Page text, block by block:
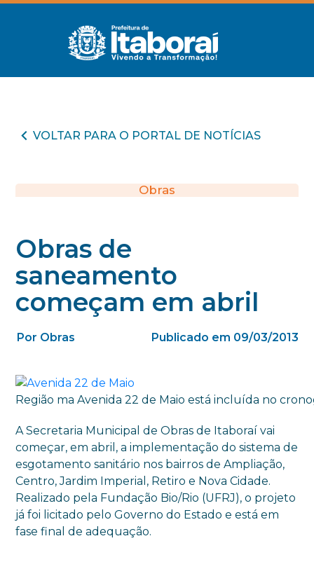
VOLTAR PARA O PORTAL DE NOTÍCIAS
Obras
Obras de
saneamento
começam em abril
Por Obras Publicado em 09/03/2013
Região ma Avenida 22 de Maio está incluída no
A Secretaria Municipal de Obras de Itaboraí vai
começar, em abril, a implementação do sistema de
esgotamento sanitário nos bairros de Ampliação,
Centro, Jardim Imperial, Retiro e Nova Cidade.
Realizado pela Fundação Bio/Rio (UFRJ), o projeto
já foi licitado pelo Governo do Estado e está em
fase final de adequação.